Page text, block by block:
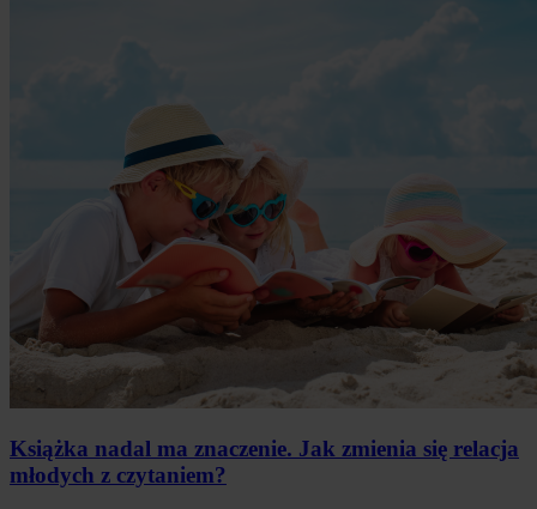
Książka nadal ma znaczenie. Jak zmienia się relacja
młodych z czytaniem?